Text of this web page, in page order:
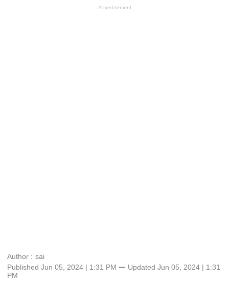
Author : sai
Published Jun 05, 2024 | 1:31 PM ⚊ Updated Jun 05, 2024 | 1:31
PM